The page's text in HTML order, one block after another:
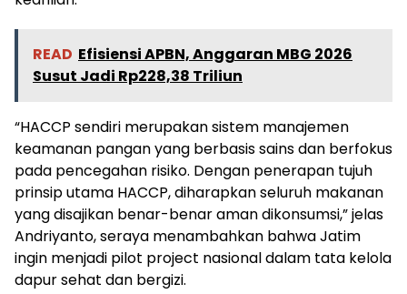
READ Efisiensi APBN, Anggaran MBG 2026
Susut Jadi Rp228,38 Triliun
“HACCP sendiri merupakan sistem manajemen
keamanan pangan yang berbasis sains dan berfokus
pada pencegahan risiko. Dengan penerapan tujuh
prinsip utama HACCP, diharapkan seluruh makanan
yang disajikan benar-benar aman dikonsumsi,” jelas
Andriyanto, seraya menambahkan bahwa Jatim
ingin menjadi pilot project nasional dalam tata kelola
dapur sehat dan bergizi.